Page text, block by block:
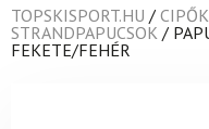
TOPSKISPORT.HU / CIPŐK
STRANDPAPUCSOK /
FEKETE/FEHÉR